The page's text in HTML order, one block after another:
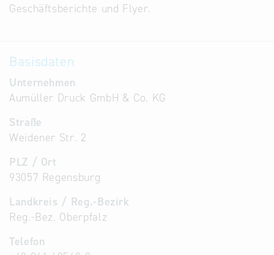
Geschäftsberichte und Flyer.
Basisdaten
Unternehmen
Aumüller Druck GmbH & Co. KG
Straße
Weidener Str. 2
PLZ / Ort
93057 Regensburg
Landkreis / Reg.-Bezirk
Reg.-Bez. Oberpfalz
Telefon